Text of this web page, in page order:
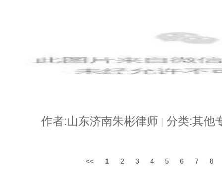
作者:山东济南朱彬律师 | 分类:其他
<< 1 2 3 4 5 6 7 8